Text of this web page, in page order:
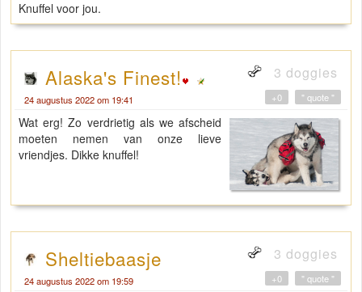
Knuffel voor jou.
Alaska's Finest! 3 doggies
24 augustus 2022 om 19:41 " quote "
+0
Wat erg! Zo verdrietig als we afscheid
moeten nemen van onze lieve
vriendjes. Dikke knuffel!
Sheltiebaasje 3 doggies
24 augustus 2022 om 19:59 " quote "
+0